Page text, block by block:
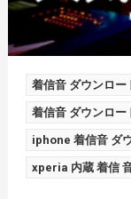
着信音 ダウンロー
着信音 ダウンロー
iphone 着信音 ダ
xperia 内蔵 着信